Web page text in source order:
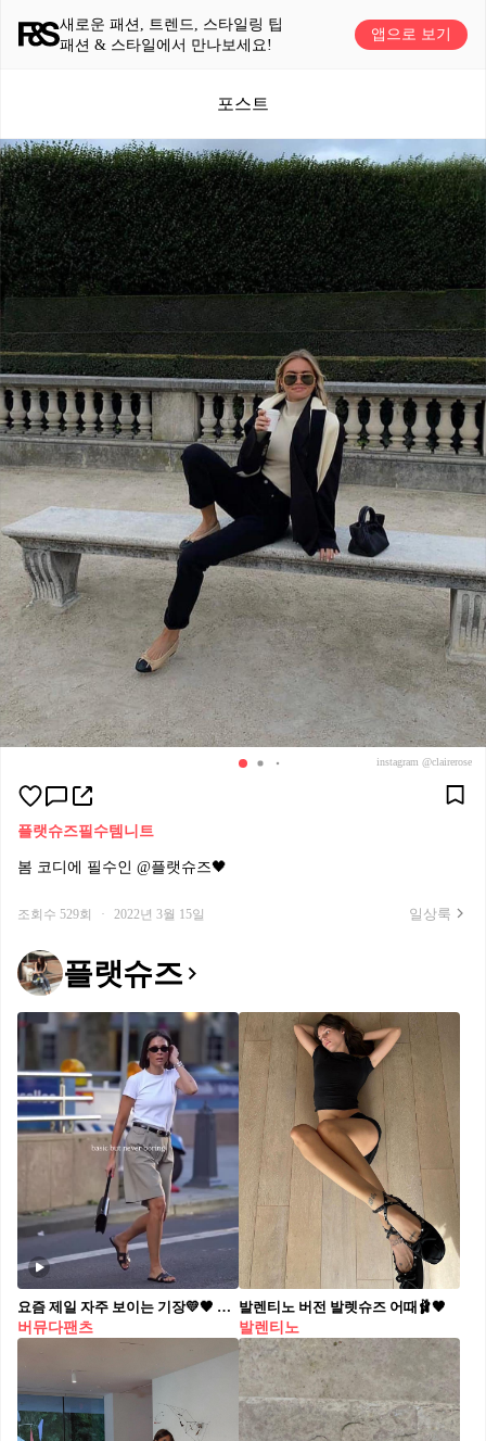
새로운 패션, 트렌드, 스타일링 팁
패션 & 스타일에서 만나보세요!
앱으로 보기
포스트
instagram @clairerose
플랫슈즈필수템 니트
봄 코디에 필수인 @플랫슈즈🖤
조회수 529회 · 2022년 3월 15일 일상룩
플랫슈즈
요즘 제일 자주 보이는 기장💛🖤 티셔츠 한 장에 쪼리만 걸쳐도 완성되는 여름 원마일룩🩴 짧은 핫팬츠는 부담스럽고 긴바지는 더운 요즘, 그 사이를 정확히 메우는 기장이에요. 무릎 위아래로 툭 떨어지는 라인이라 편한데 단정하게 잡히죠. 스타일링은 힘을 빼는 게 포인트예요. 슬림한 티셔츠 한 장에 쪼리나 가벼운 플랫만 더하면, 편한데 멋 나는 원마일웨어가 완성됩니다.
버뮤다팬츠
발렌티노 버전 발렛슈즈 어때🩰🖤
발렌티노